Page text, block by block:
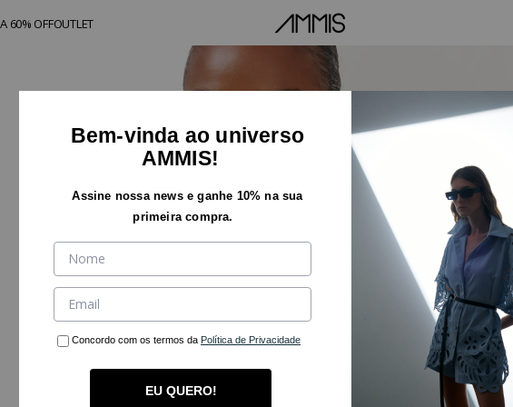
60% OFFOUTLET
Open media 1 in gallery view
Bem-vinda ao universo
AMMIS!
Assine nossa news e ganhe 10% na sua
primeira compra.
Concordo com os termos da Política de Privacidade
EU QUERO!